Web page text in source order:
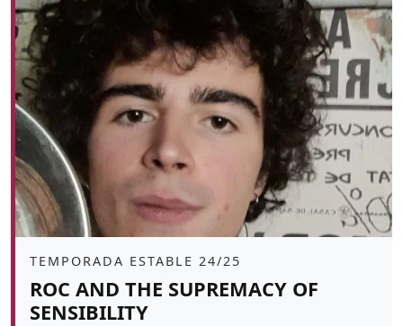
Àmbit
TEMPORADA ESTABLE 24/25
ROC AND THE SUPREMACY OF
SENSIBILITY